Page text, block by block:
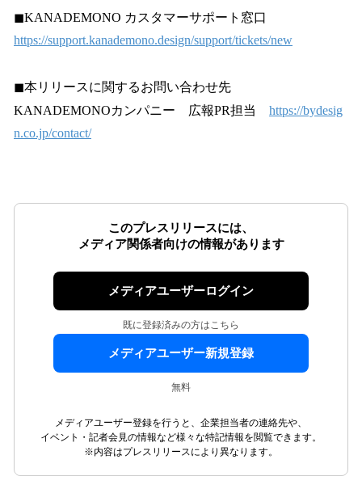
◼︎KANADEMONO カスタマーサポート窓口
https://support.kanademono.design/support/tickets/new
◼︎本リリースに関するお問い合わせ先
KANADEMONOカンパニー 広報PR担当 https://bydesig
n.co.jp/contact/
このプレスリリースには、
メディア関係者向けの情報があります
メディアユーザーログイン
既に登録済みの方はこちら
メディアユーザー新規登録
無料
メディアユーザー登録を行うと、企業担当者の連絡先や、
イベント・記者会見の情報など様々な特記情報を閲覧できます。
※内容はプレスリリースにより異なります。